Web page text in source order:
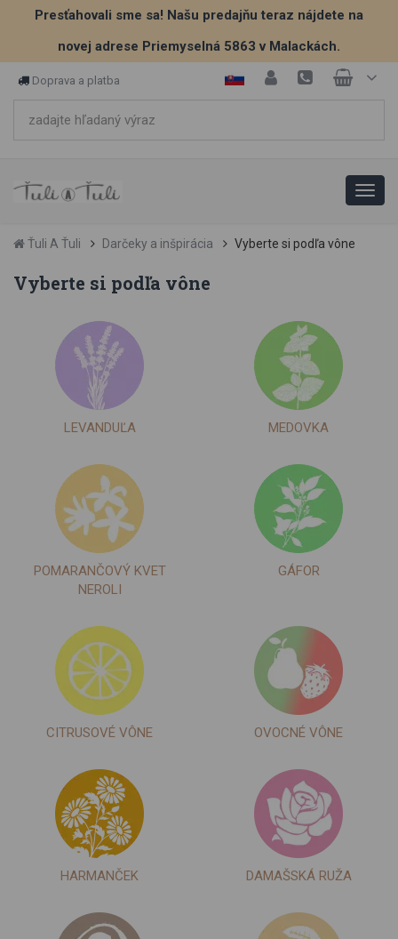
Presťahovali sme sa! Našu predajňu teraz nájdete na
novej adrese Priemyselná 5863 v Malackách.
Doprava a platba
Ťuli A Ťuli Darčeky a inšpirácia Vyberte si podľa vône
Vyberte si podľa vône
LEVANDUĽA MEDOVKA
POMARANČOVÝ KVET
NEROLI
GÁFOR
CITRUSOVÉ VÔNE OVOCNÉ VÔNE
HARMANČEK DAMAŠSKÁ RUŽA